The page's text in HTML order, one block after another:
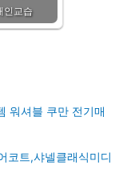
인교습
워셔블 쿠만 전기매
코트,샤넬클래식미디